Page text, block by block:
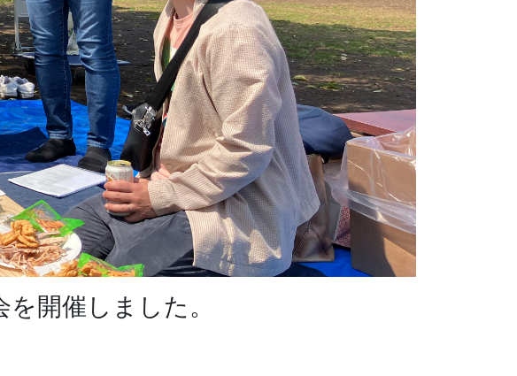
開催しました。